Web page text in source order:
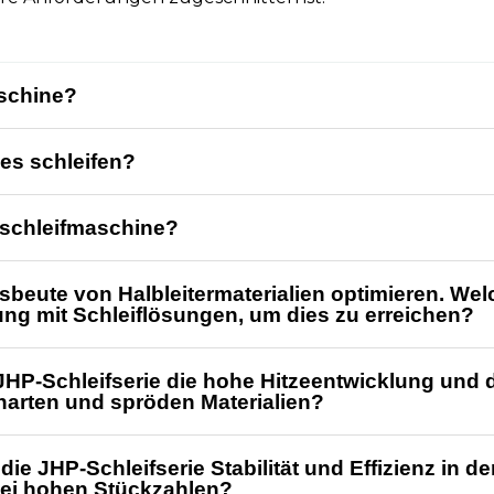
schleifen?
von Halbleitermaterialien optimieren.
mit Schleiflösungen, um dies zu erreichen?
Schleifserie die hohe Hitzeentwicklung und
und spröden Materialien?
JHP-Schleifserie Stabilität und Effizienz in
hohen Stückzahlen?